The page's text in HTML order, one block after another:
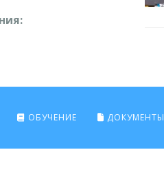
ОБУЧЕНИЕ ДОКУМЕНТЫ